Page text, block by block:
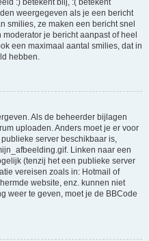
:) betekent blij, :( betekent
weergegeven als je een bericht
smilies, ze maken een bericht snel
je bericht aanpast of heel
een maximaal aantal smilies, dat in
hebben.
Als de beheerder bijlagen
uploaden. Anders moet je er voor
server beschikbaar is,
Linken naar een
(tenzij het een publieke server
vereisen zoals in: Hotmail of
website, enz. kunnen niet
weer te geven, moet je de BBCode